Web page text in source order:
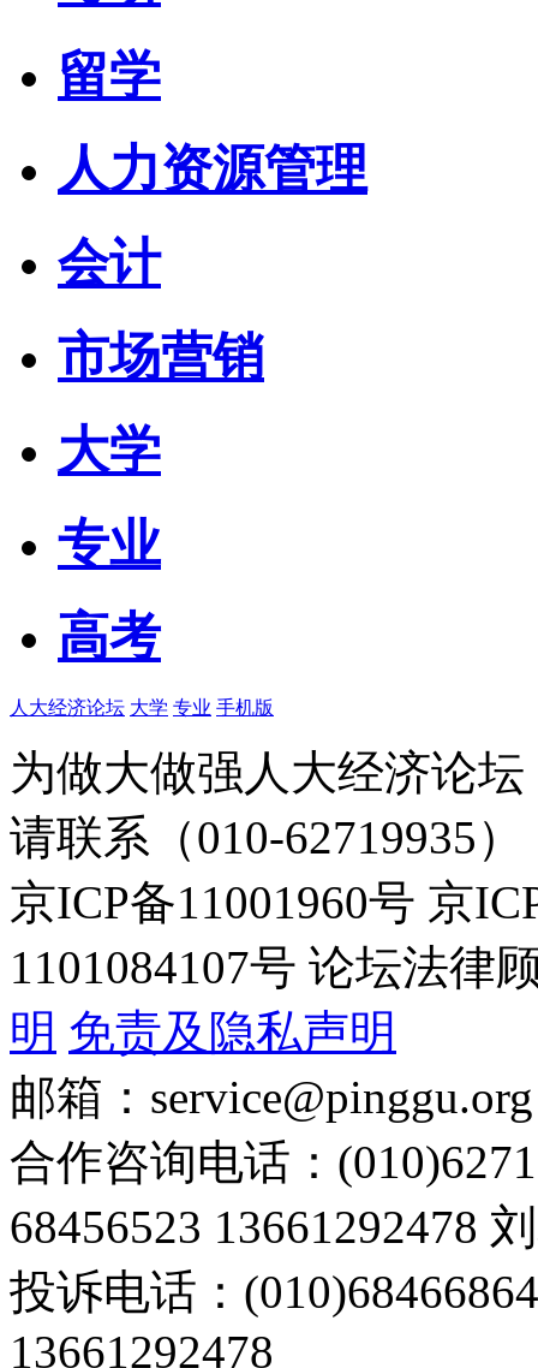
留学
人力资源管理
会计
市场营销
大学
专业
高考
人大经济论坛 大学 专业 手机版
为做大做强人大经济论
请联系（010-62719935）
京ICP备11001960号 京
1101084107号 论坛法律
明 免责及隐私声明
邮箱：service@pinggu.org
合作咨询电话：
68456523 13661292478
投诉电话：
13661292478